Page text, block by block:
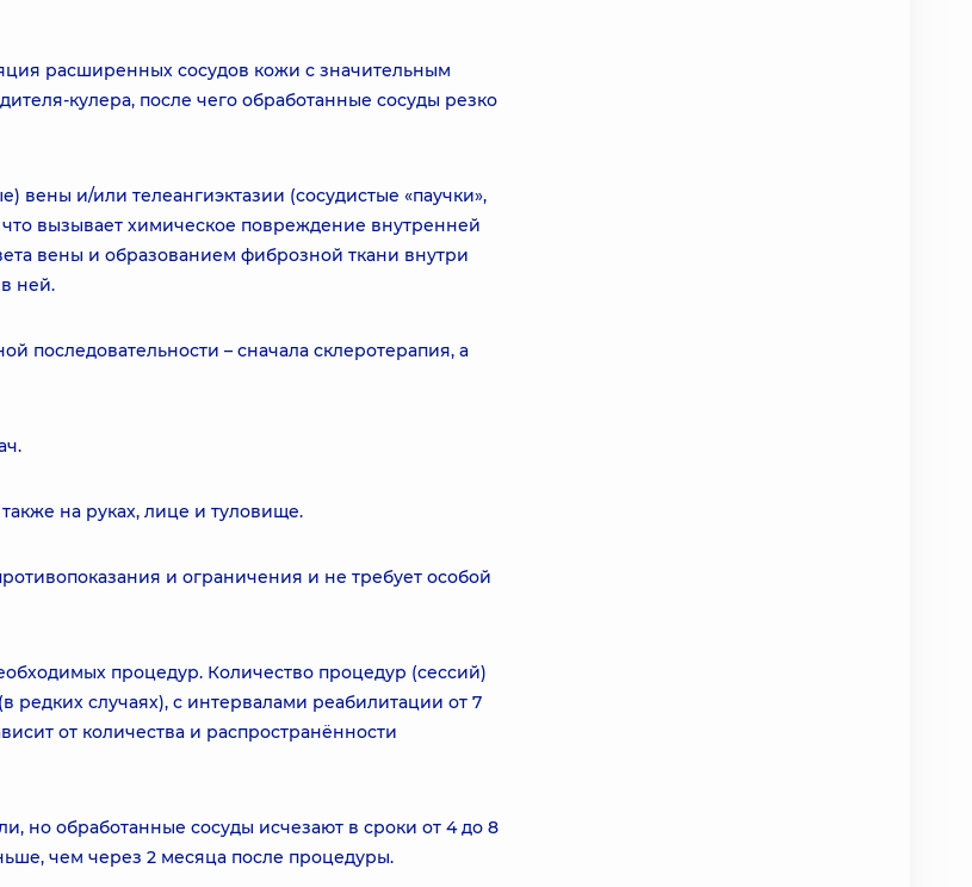
расширенных сосудов кожи с значительным
кулера, после чего обработанные сосуды резко
вены и/или телеангиэктазии (сосудистые «паучки»,
что вызывает химическое повреждение внутренней
вены и образованием фиброзной ткани внутри
ней.
последовательности – сначала склеротерапия, а
на руках, лице и туловище.
и ограничения и не требует особой
процедур. Количество процедур (сессий)
редких случаях), с интервалами реабилитации от 7
от количества и распространённости
но обработанные сосуды исчезают в сроки от 4 до 8
чем через 2 месяца после процедуры.